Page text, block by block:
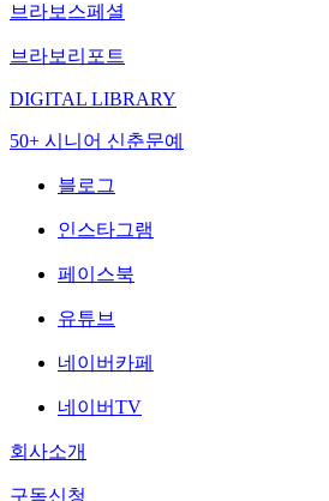
브라보스페셜
브라보리포트
DIGITAL LIBRARY
50+ 시니어 신춘문예
블로그
인스타그램
페이스북
유튜브
네이버카페
네이버TV
회사소개
구독신청